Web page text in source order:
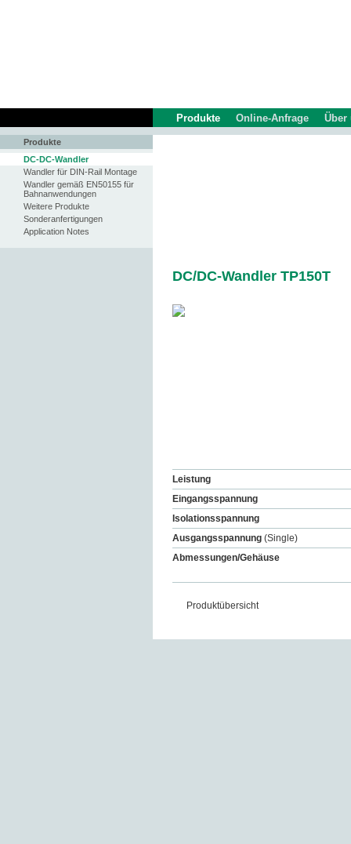
Produkte Online-Anfrage Über
Produkte
DC-DC-Wandler
Wandler für DIN-Rail Montage
Wandler gemäß EN50155 für
Bahnanwendungen
Weitere Produkte
Sonderanfertigungen
Application Notes
DC/DC-Wandler TP150T
Leistung
Eingangsspannung
Isolationsspannung
Ausgangsspannung (Single)
Abmessungen/Gehäuse
Produktübersicht